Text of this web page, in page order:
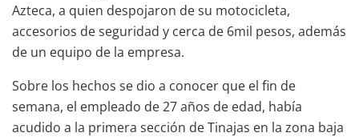
Azteca, a quien despojaron de su motocicleta,
accesorios de seguridad y cerca de 6mil pesos, además
de un equipo de la empresa.
Sobre los hechos se dio a conocer que el fin de
semana, el empleado de 27 años de edad, había
acudido a la primera sección de Tinajas en la zona baja